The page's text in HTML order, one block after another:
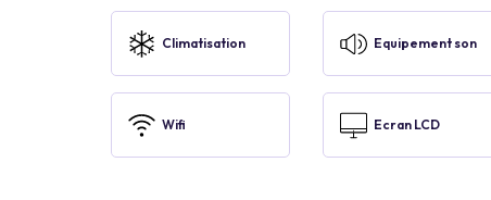
Climatisation Equipement son
Wifi Ecran LCD